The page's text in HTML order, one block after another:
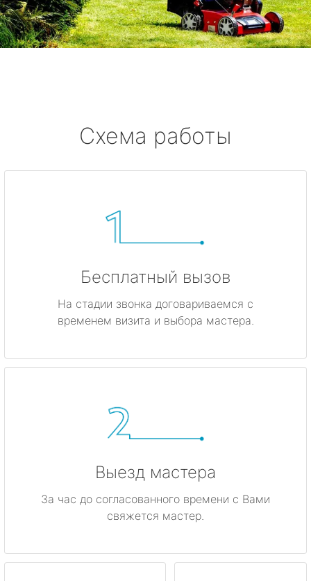
Схема работы
Бесплатный вызов
На стадии звонка договариваемся с
временем визита и выбора мастера.
Выезд мастера
За час до согласованного времени с Вами
свяжется мастер.